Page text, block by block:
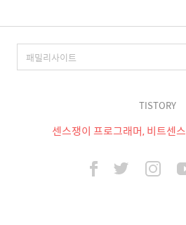
TISTORY
센스쟁이 프로그래머, 비트센스